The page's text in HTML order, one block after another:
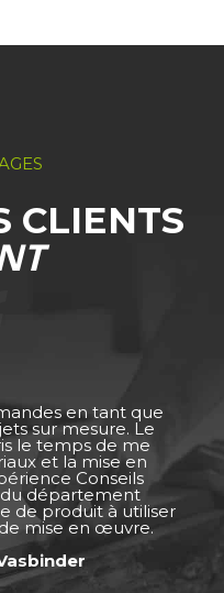
CLIENTS
en tant que
sur mesure. Le
le temps de me
et la mise en
Conseils
département
de produit à utiliser
mise en œuvre.